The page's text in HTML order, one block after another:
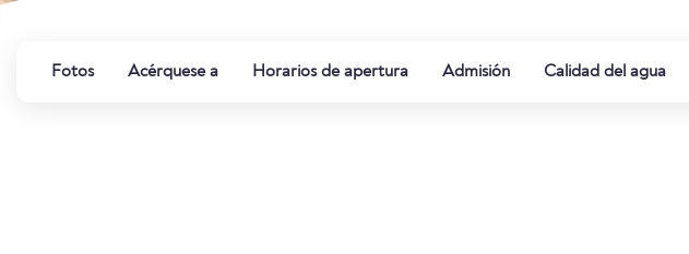
Fotos Acérquese a Horarios de apertura Admisión Calidad del agua